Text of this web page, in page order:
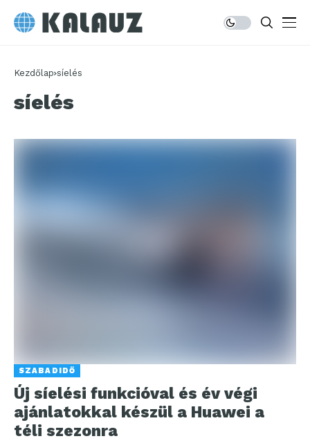
Kezdőlap síelés
síelés
SZABADIDŐ
Új síelési funkcióval és év végi
ajánlatokkal készül a Huawei a
téli szezonra